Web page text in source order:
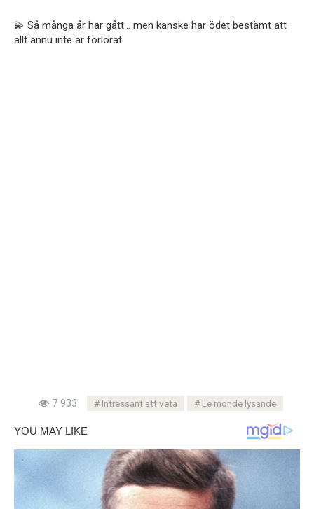
💫 Så många år har gått… men kanske har ödet bestämt att
allt ännu inte är förlorat.
7 933 Intressant att veta Le monde lysande